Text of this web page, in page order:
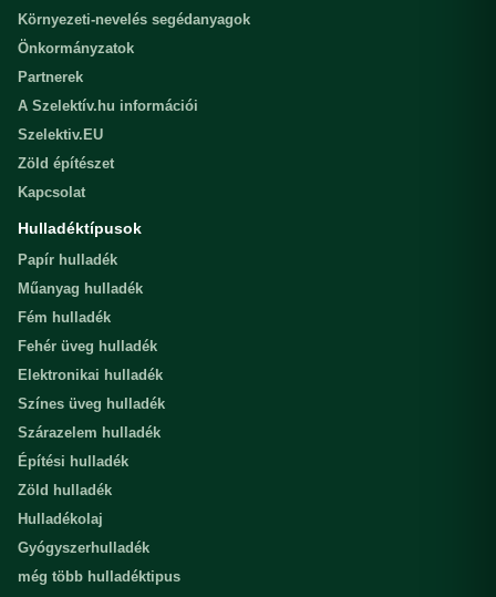
Környezeti-nevelés segédanyagok
Önkormányzatok
Partnerek
A Szelektív.hu információi
Szelektiv.EU
Zöld építészet
Kapcsolat
Hulladéktípusok
Papír hulladék
Műanyag hulladék
Fém hulladék
Fehér üveg hulladék
Elektronikai hulladék
Színes üveg hulladék
Szárazelem hulladék
Építési hulladék
Zöld hulladék
Hulladékolaj
Gyógyszerhulladék
még több hulladéktipus